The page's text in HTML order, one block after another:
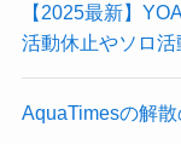
【2025最新】
活動休止やソロ活
AquaTimesの解